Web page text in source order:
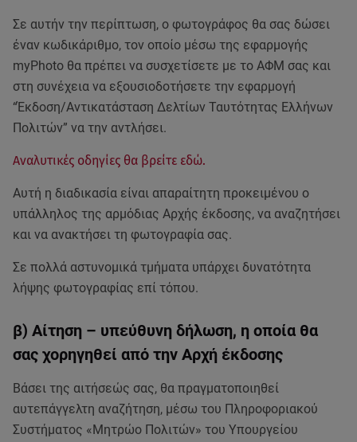
Σε αυτήν την περίπτωση, ο φωτογράφος θα σας δώσει
έναν κωδικάριθμο, τον οποίο μέσω της εφαρμογής
myPhoto θα πρέπει να συσχετίσετε με το ΑΦΜ σας και
στη συνέχεια να εξουσιοδοτήσετε την εφαρμογή
“Έκδοση/Αντικατάσταση Δελτίων Ταυτότητας Ελλήνων
Πολιτών” να την αντλήσει.
Αναλυτικές οδηγίες θα βρείτε εδώ.
Αυτή η διαδικασία είναι απαραίτητη προκειμένου ο
υπάλληλος της αρμόδιας Αρχής έκδοσης, να αναζητήσει
και να ανακτήσει τη φωτογραφία σας.
Σε πολλά αστυνομικά τμήματα υπάρχει δυνατότητα
λήψης φωτογραφίας επί τόπου.
β) Αίτηση – υπεύθυνη δήλωση, η οποία θα
σας χορηγηθεί από την Αρχή έκδοσης
Βάσει της αιτήσεώς σας, θα πραγματοποιηθεί
αυτεπάγγελτη αναζήτηση, μέσω του Πληροφοριακού
Συστήματος «Μητρώο Πολιτών» του Υπουργείου